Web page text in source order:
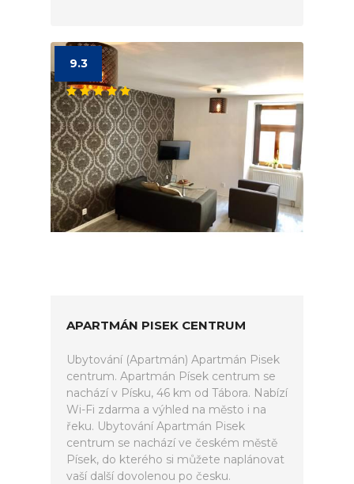
9.3
APARTMÁN PISEK CENTRUM
Ubytování (Apartmán) Apartmán Pisek
centrum. Apartmán Písek centrum se
nachází v Písku, 46 km od Tábora. Nabízí
Wi-Fi zdarma a výhled na město i na
řeku. Ubytování Apartmán Pisek
centrum se nachází ve českém městě
Písek, do kterého si můžete naplánovat
vaší další dovolenou po česku.